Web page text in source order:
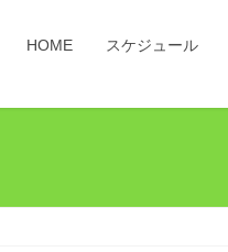
HOME スケジュール